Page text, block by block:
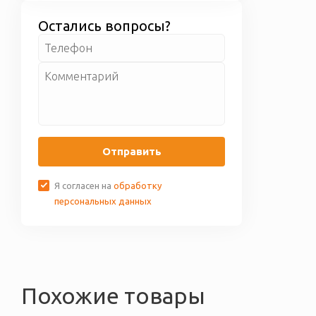
бракованный товар, мы его
обмениваем вам. Более
подробные условия по гарантии
и возврат
Остались вопросы?
Отправить
Я согласен на обработку
персональных данных
Похожие товары